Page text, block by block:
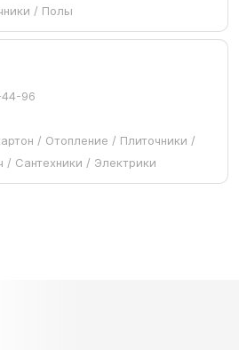
/ Полы
96
/ Отопление / Плиточники /
Сантехники / Электрики